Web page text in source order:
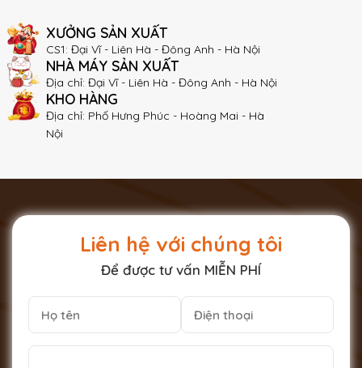
XƯỞNG SẢN XUẤT
CS1: Đại Vĩ - Liên Hà - Đông Anh - Hà Nội
NHÀ MÁY SẢN XUẤT
Địa chỉ: Đại Vĩ - Liên Hà - Đông Anh - Hà Nội
KHO HÀNG
Địa chỉ: Phố Hưng Phúc - Hoàng Mai - Hà
Nội
Liên hệ với chúng tôi
Để được tư vấn MIỄN PHÍ